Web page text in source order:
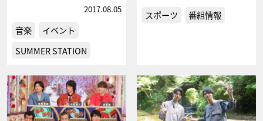
2017.08.05
音楽
イベント
SUMMER STATION
スポーツ 番組情報